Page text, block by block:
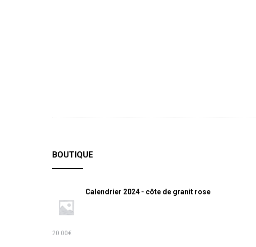
BOUTIQUE
Calendrier 2024 - côte de granit rose
20.00€